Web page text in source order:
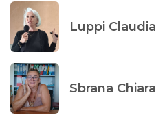
Luppi Claudia
Sbrana Chiara